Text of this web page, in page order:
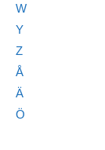
W
Y
Z
Å
Ä
Ö